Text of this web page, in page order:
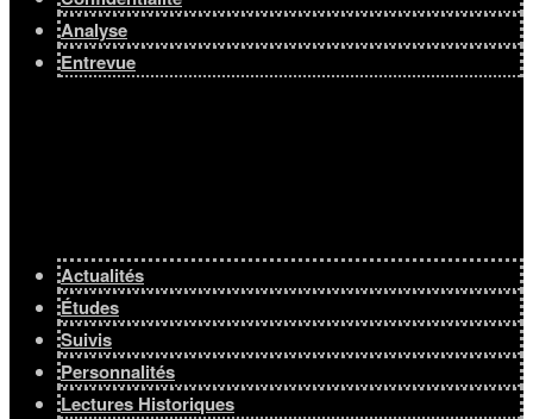
Analyse
Entrevue
Actualités
Études
Suivis
Personnalités
Lectures Historiques